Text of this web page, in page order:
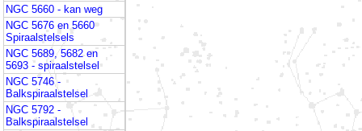
NGC 5660 - kan weg
NGC 5676 en 5660
Spiraalstelsels
NGC 5689, 5682 en
5693 - spiraalstelsel
NGC 5746 -
Balkspiraalstelsel
NGC 5792 -
Balkspiraalstelsel